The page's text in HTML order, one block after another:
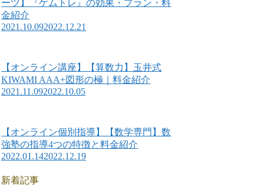
ーツ】『ゲムトレ』の効果・プラン・料
金紹介
2021.10.092022.12.21
【オンライン講座】【算数力】玉井式
KIWAMI AAA+図形の極｜料金紹介
2021.11.092022.10.05
【オンライン個別指導】【数学専門】数
強塾の指導4つの特徴と料金紹介
2022.01.142022.12.19
新着記事